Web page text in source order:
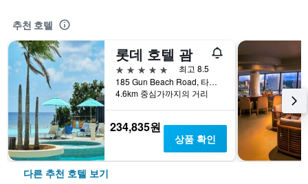
추천 호텔
롯데 호텔 괌
5성급
최고 8.5
185 Gun Beach Road, 타무닝, 괌
4.6km 중심가까지의 거리
234,835원
상품 확인
다른 추천 호텔 보기